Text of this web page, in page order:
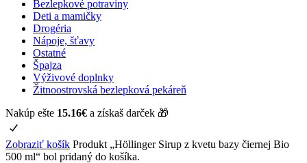
Bezlepkové potraviny
Deti a mamičky
Drogéria
Nápoje, šťavy
Ostatné
Špajza
Výživové doplnky
Žitnoostrovská bezlepková pekáreň
Nakúp ešte 15.16€ a získaš darček 🎁
Zobraziť košík Produkt „Höllinger Sirup z kvetu bazy čiernej Bio
500 ml“ bol pridaný do košíka.